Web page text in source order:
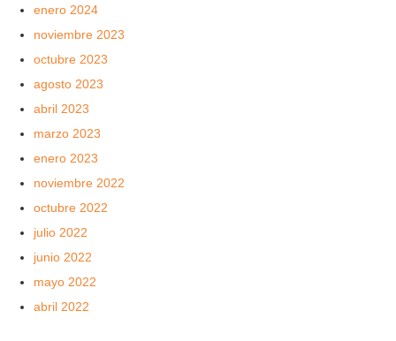
enero 2024
noviembre 2023
octubre 2023
agosto 2023
abril 2023
marzo 2023
enero 2023
noviembre 2022
octubre 2022
julio 2022
junio 2022
mayo 2022
abril 2022